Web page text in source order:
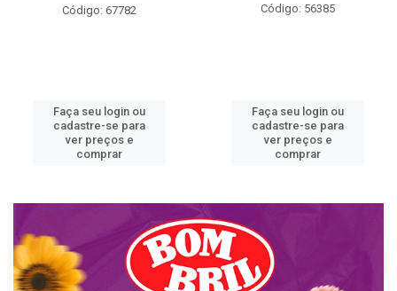
Código: 67782
Faça seu login ou
cadastre-se para
ver preços e
comprar
Código: 56385
Faça seu login ou
cadastre-se para
ver preços e
comprar